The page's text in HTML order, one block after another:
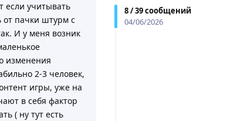
8/39сообщений
04/06/2026
если учитывать
от пачки штурм с
И у меня возник
изменения
2-3 человек,
игры, уже на
в себя фактор
( ну тут есть